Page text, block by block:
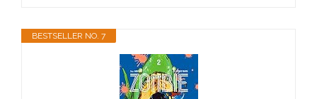
BESTSELLER NO. 7